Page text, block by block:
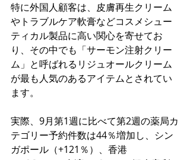
特に外国人顧客は、皮膚再生クリーム
やトラブルケア軟膏などコスメシュー
ティカル製品に高い関心を寄せてお
り、その中でも「サーモン注射クリー
ム」と呼ばれるリジュオールクリーム
が最も人気のあるアイテムとされてい
ます。
実際、9月第1週に比べて第2週の薬局カ
テゴリー予約件数は44％増加し、シン
ガポール（+121％）、香港